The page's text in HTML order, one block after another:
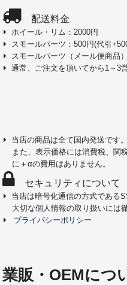
配送料金
ホイール・リム：2000円
スモールパーツ：500円(代引
スモールパーツ（メール便商品
通常、ご注文を頂いてから1～3
当店の商品は全て国内発送です
また、表示価格には消費税、関
に＋αの費用はありません。
セキュリティについて
当店は暗号化通信の方式である
大切な個人情報の取り扱いには
プライバシーポリシー
業販・OEMにつ